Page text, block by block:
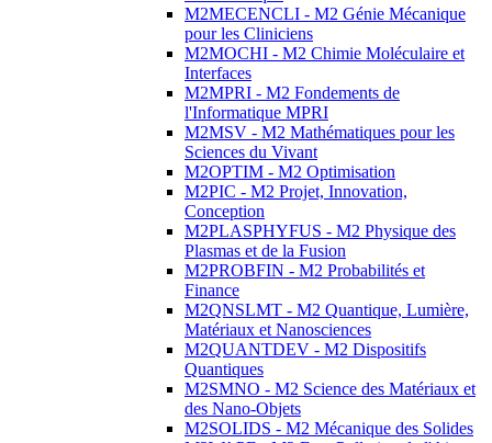
M2MECENCLI - M2 Génie Mécanique
pour les Cliniciens
M2MOCHI - M2 Chimie Moléculaire et
Interfaces
M2MPRI - M2 Fondements de
l'Informatique MPRI
M2MSV - M2 Mathématiques pour les
Sciences du Vivant
M2OPTIM - M2 Optimisation
M2PIC - M2 Projet, Innovation,
Conception
M2PLASPHYFUS - M2 Physique des
Plasmas et de la Fusion
M2PROBFIN - M2 Probabilités et
Finance
M2QNSLMT - M2 Quantique, Lumière,
Matériaux et Nanosciences
M2QUANTDEV - M2 Dispositifs
Quantiques
M2SMNO - M2 Science des Matériaux et
des Nano-Objets
M2SOLIDS - M2 Mécanique des Solides